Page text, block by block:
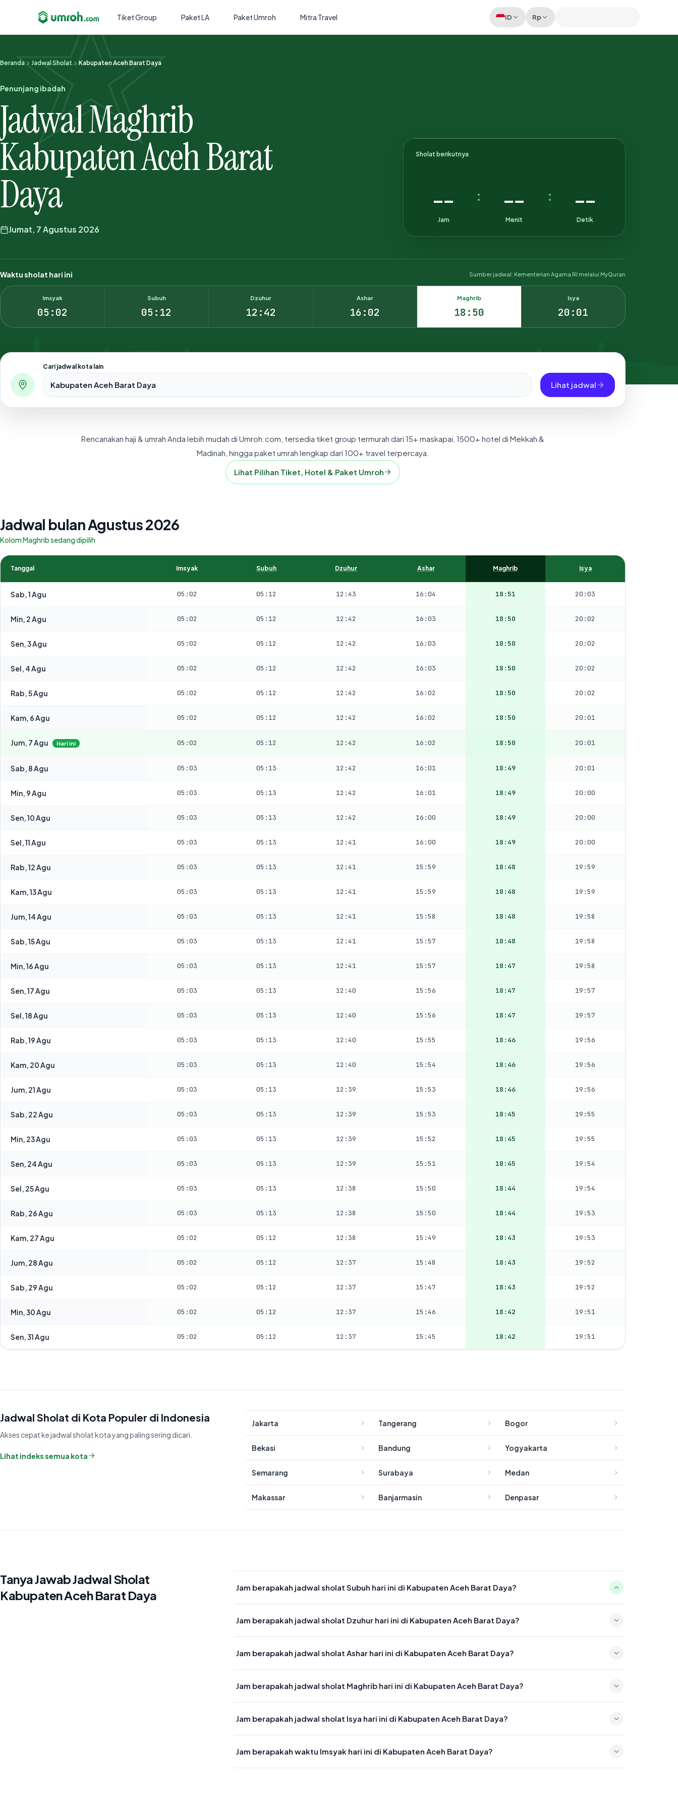
Tiket Group Paket LA Paket Umroh Mitra Travel ID Rp
Memeriksa sesi akun
Beranda Jadwal Sholat Kabupaten Aceh Barat Daya
Penunjang ibadah
Jadwal Maghrib
Kabupaten Aceh Barat
Daya
Jumat, 7 Agustus 2026
Sholat berikutnya
--
Jam
: --
Menit
: --
Detik
Waktu sholat hari ini Sumber jadwal: Kementerian Agama RI melalui MyQuran
Imsyak
05:02
Subuh
05:12
Dzuhur
12:42
Ashar
16:02
Maghrib
18:50
Isya
20:01
Cari jadwal kota lain
Pilih salah satu dari 500+ kota dan kabupaten di Indonesia.
Lihat jadwal
Rencanakan haji & umrah Anda lebih mudah di Umroh.com, tersedia tiket group termurah dari 15+ maskapai, 1500+ hotel di Mekkah &
Madinah, hingga paket umrah lengkap dari 100+ travel terpercaya.
Lihat Pilihan Tiket, Hotel & Paket Umroh
Jadwal bulan Agustus 2026
Kolom Maghrib sedang dipilih
Tanggal Imsyak Subuh Dzuhur Ashar Maghrib Isya
Sab, 1 Agu 05:02 05:12 12:43 16:04 18:51 20:03
Min, 2 Agu 05:02 05:12 12:42 16:03 18:50 20:02
Sen, 3 Agu 05:02 05:12 12:42 16:03 18:50 20:02
Sel, 4 Agu 05:02 05:12 12:42 16:03 18:50 20:02
Rab, 5 Agu 05:02 05:12 12:42 16:02 18:50 20:02
Kam, 6 Agu 05:02 05:12 12:42 16:02 18:50 20:01
Jum, 7 Agu Hari ini 05:02 05:12 12:42 16:02 18:50 20:01
Sab, 8 Agu 05:03 05:13 12:42 16:01 18:49 20:01
Min, 9 Agu 05:03 05:13 12:42 16:01 18:49 20:00
Sen, 10 Agu 05:03 05:13 12:42 16:00 18:49 20:00
Sel, 11 Agu 05:03 05:13 12:41 16:00 18:49 20:00
Rab, 12 Agu 05:03 05:13 12:41 15:59 18:48 19:59
Kam, 13 Agu 05:03 05:13 12:41 15:59 18:48 19:59
Jum, 14 Agu 05:03 05:13 12:41 15:58 18:48 19:58
Sab, 15 Agu 05:03 05:13 12:41 15:57 18:48 19:58
Min, 16 Agu 05:03 05:13 12:41 15:57 18:47 19:58
Sen, 17 Agu 05:03 05:13 12:40 15:56 18:47 19:57
Sel, 18 Agu 05:03 05:13 12:40 15:56 18:47 19:57
Rab, 19 Agu 05:03 05:13 12:40 15:55 18:46 19:56
Kam, 20 Agu 05:03 05:13 12:40 15:54 18:46 19:56
Jum, 21 Agu 05:03 05:13 12:39 15:53 18:46 19:56
Sab, 22 Agu 05:03 05:13 12:39 15:53 18:45 19:55
Min, 23 Agu 05:03 05:13 12:39 15:52 18:45 19:55
Sen, 24 Agu 05:03 05:13 12:39 15:51 18:45 19:54
Sel, 25 Agu 05:03 05:13 12:38 15:50 18:44 19:54
Rab, 26 Agu 05:03 05:13 12:38 15:50 18:44 19:53
Kam, 27 Agu 05:02 05:12 12:38 15:49 18:43 19:53
Jum, 28 Agu 05:02 05:12 12:37 15:48 18:43 19:52
Sab, 29 Agu 05:02 05:12 12:37 15:47 18:43 19:52
Min, 30 Agu 05:02 05:12 12:37 15:46 18:42 19:51
Sen, 31 Agu 05:02 05:12 12:37 15:45 18:42 19:51
Jadwal Sholat di Kota Populer di Indonesia
Akses cepat ke jadwal sholat kota yang paling sering dicari.
Lihat indeks semua kota
Jakarta Tangerang Bogor
Bekasi Bandung Yogyakarta
Semarang Surabaya Medan
Makassar Banjarmasin Denpasar
Tanya Jawab Jadwal Sholat
Kabupaten Aceh Barat Daya
Jam berapakah jadwal sholat Subuh hari ini di Kabupaten Aceh Barat Daya?
Jam berapakah jadwal sholat Dzuhur hari ini di Kabupaten Aceh Barat Daya?
Jam berapakah jadwal sholat Ashar hari ini di Kabupaten Aceh Barat Daya?
Jam berapakah jadwal sholat Maghrib hari ini di Kabupaten Aceh Barat Daya?
Jam berapakah jadwal sholat Isya hari ini di Kabupaten Aceh Barat Daya?
Jam berapakah waktu Imsyak hari ini di Kabupaten Aceh Barat Daya?